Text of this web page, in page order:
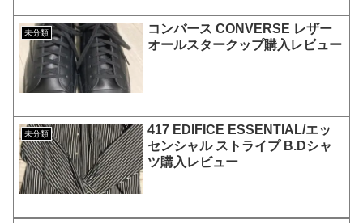
未分類
コンバース CONVERSE レザー
オールスタークップ購入レビュー
未分類
417 EDIFICE ESSENTIAL/エッ
センシャル ストライプ B.Dシャ
ツ購入レビュー